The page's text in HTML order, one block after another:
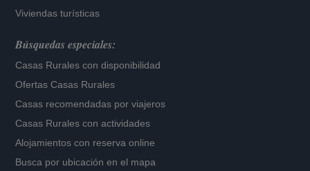
Viviendas turísticas
Búsquedas especiales:
Casas Rurales con disponibilidad
Ofertas Casas Rurales
Casas recomendadas por viajeros
Casas Rurales con actividades
Alojamientos con reserva online
Busca por ubicación en el mapa